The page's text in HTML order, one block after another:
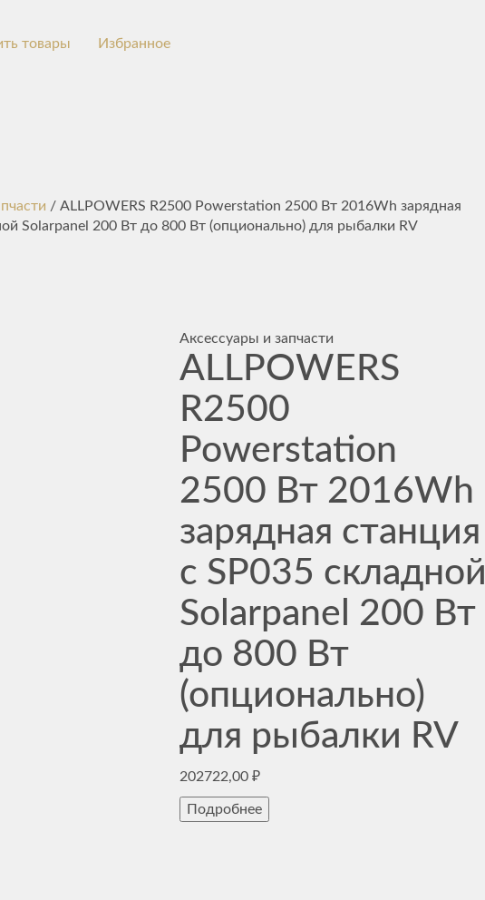
товары Избранное
/ ALLPOWERS R2500 Powerstation 2500 Вт 2016Wh зарядная
Solarpanel 200 Вт до 800 Вт (опционально) для рыбалки RV
Аксессуары и запчасти
ALLPOWERS
R2500
Powerstation
2500 Вт 2016Wh
зарядная станция
с SP035 складной
Solarpanel 200 Вт
до 800 Вт
(опционально)
для рыбалки RV
202722,00₽
Подробнее